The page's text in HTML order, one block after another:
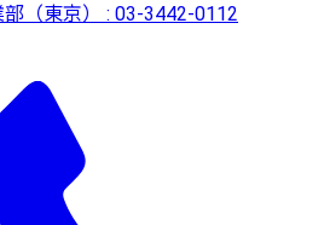
（東京） : 03-3442-0112